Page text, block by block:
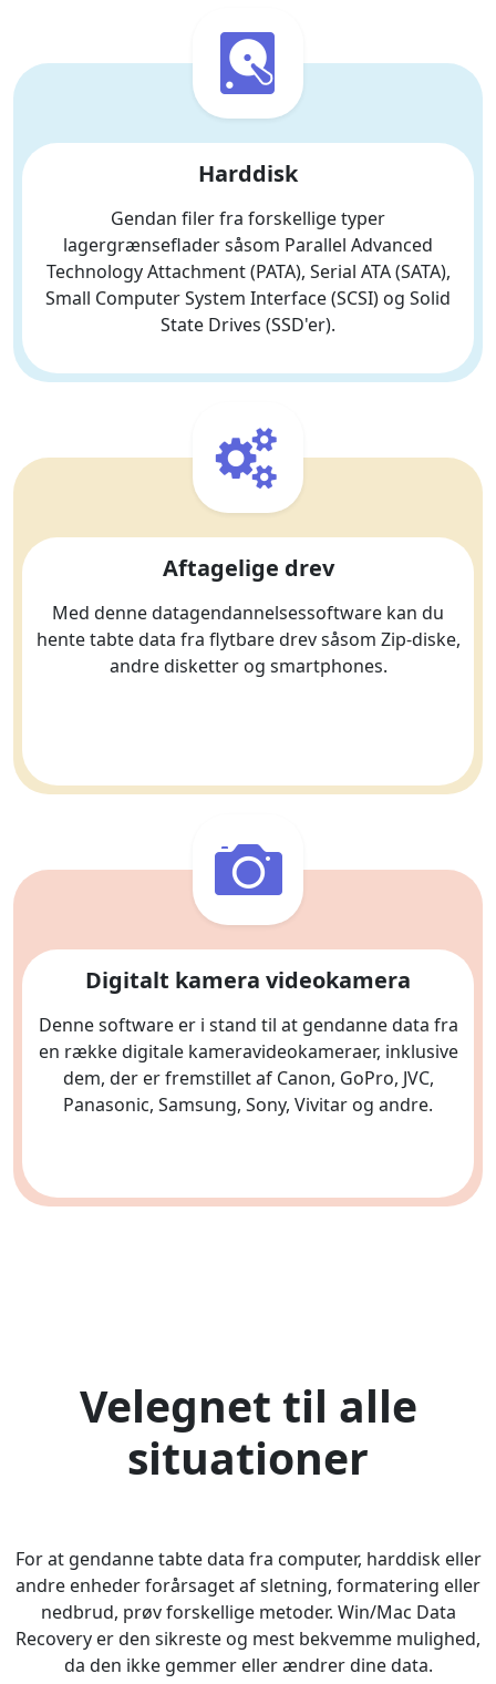
Harddisk
Gendan filer fra forskellige typer
lagergrænseflader såsom Parallel Advanced
Technology Attachment (PATA), Serial ATA (SATA),
Small Computer System Interface (SCSI) og Solid
State Drives (SSD'er).
Aftagelige drev
Med denne datagendannelsessoftware kan du
hente tabte data fra flytbare drev såsom Zip-diske,
andre disketter og smartphones.
Digitalt kamera videokamera
Denne software er i stand til at gendanne data fra
en række digitale kameravideokameraer, inklusive
dem, der er fremstillet af Canon, GoPro, JVC,
Panasonic, Samsung, Sony, Vivitar og andre.
Velegnet til alle
situationer
For at gendanne tabte data fra computer, harddisk eller
andre enheder forårsaget af sletning, formatering eller
nedbrud, prøv forskellige metoder. Win/Mac Data
Recovery er den sikreste og mest bekvemme mulighed,
da den ikke gemmer eller ændrer dine data.